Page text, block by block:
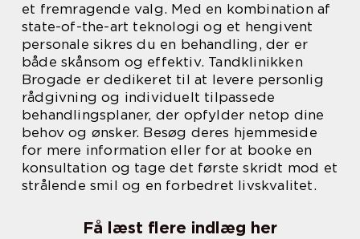
et fremragende valg. Med en kombination af
state-of-the-art teknologi og et hengivent
personale sikres du en behandling, der er
både skånsom og effektiv. Tandklinikken
Brogade er dedikeret til at levere personlig
rådgivning og individuelt tilpassede
behandlingsplaner, der opfylder netop dine
behov og ønsker. Besøg deres hjemmeside
for mere information eller for at booke en
konsultation og tage det første skridt mod et
strålende smil og en forbedret livskvalitet.
Få læst flere indlæg her